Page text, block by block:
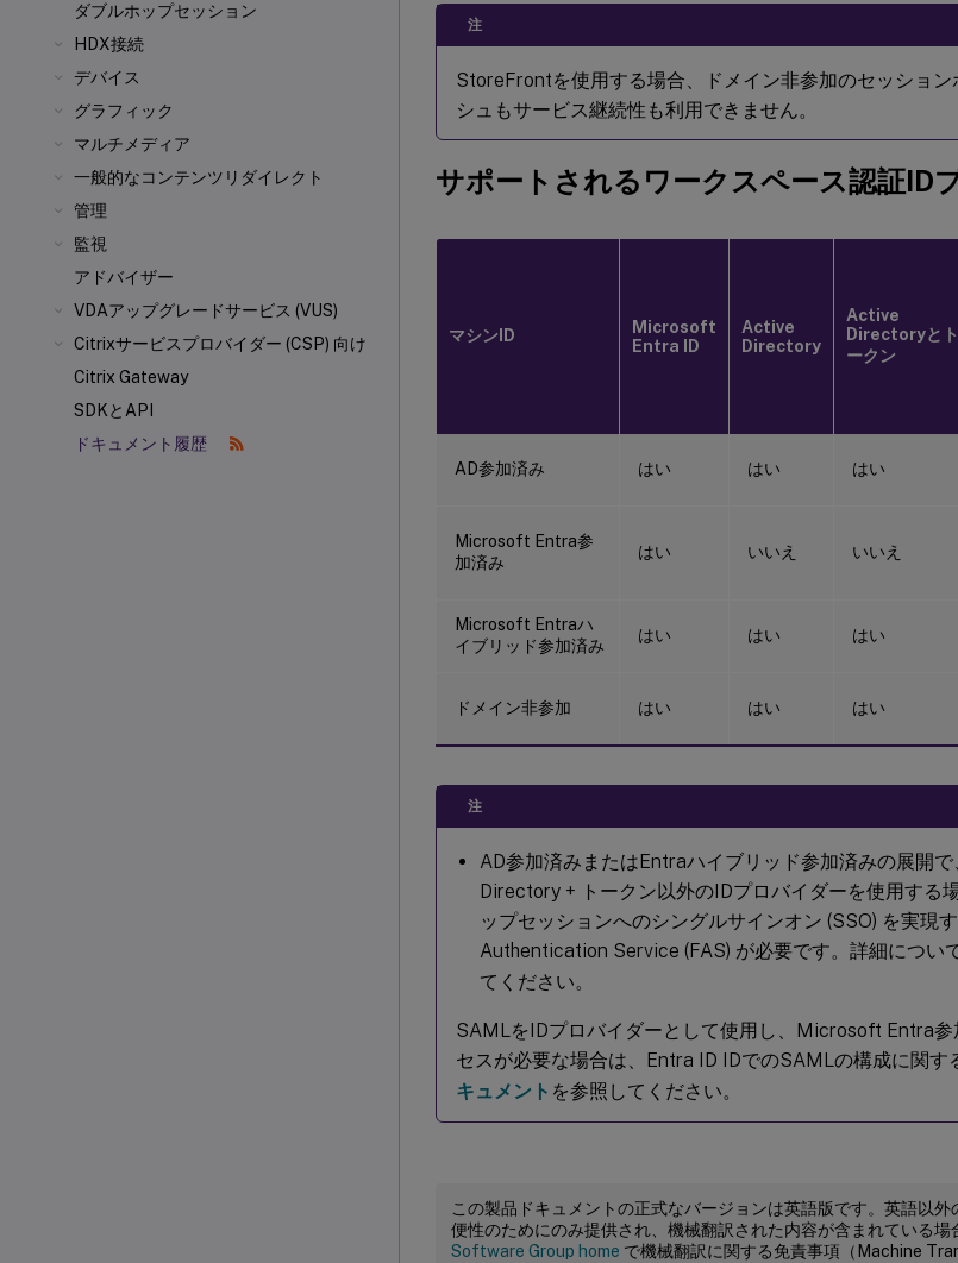
ダブルホップセッション
HDX接続
デバイス
グラフィック
マルチメディア
一般的なコンテンツリダイレクト
管理
監視
アドバイザー
VDAアップグレードサービス (VUS)
Citrixサービスプロバイダー (CSP) 向け
Citrix Gateway
SDKとAPI
ドキュメント履歴
注
StoreFrontを使用する場合、ドメイン非参加のセッショ
シュもサービス継続性も利用できません。
サポートされるワークスペース認証ID
マシンID
Microsoft
Entra ID
Active
Directory
Active
Directoryとト
ークン
AD参加済み はい はい はい
Microsoft Entra参
加済み
はい いいえ いいえ
Microsoft Entraハ
イブリッド参加済み
はい はい はい
ドメイン非参加 はい はい はい
注
AD参加済みまたはEntraハイブリッド参加済みの展開
Directory + トークン以外のIDプロバイダーを使用する
ップセッションへのシングルサインオン (SSO) を実現
Authentication Service (FAS) が必要です。詳細について
てください。
SAMLをIDプロバイダーとして使用し、Microsoft Entra参
セスが必要な場合は、Entra ID IDでのSAMLの構成に関す
キュメント を参照してください。
この製品ドキュメントの正式なバージョンは英語版です。英語以
便性のためにのみ提供され、機械翻訳された内容が含まれている場
Software Group home で機械翻訳に関する免責事項（Machine